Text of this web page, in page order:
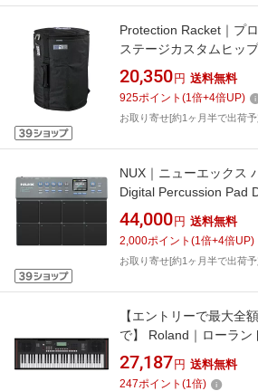
Protection Racket｜プ
ステージカスタムヒッ
タム用ケース HPK-
20,350 円 送料無料
925ポイント (1倍+4倍UP)
お取り寄せ[約1ヶ月半で出荷
NUX｜ニューエックス
Digital Percussion Pad
44,000 円 送料無料
2,000ポイント (1倍+4倍UP)
お取り寄せ[約1ヶ月半で出荷
【エントリーで最大全
で】 Roland｜ローラン
X10 [61鍵盤]
27,187 円 送料無料
247ポイント (1倍)